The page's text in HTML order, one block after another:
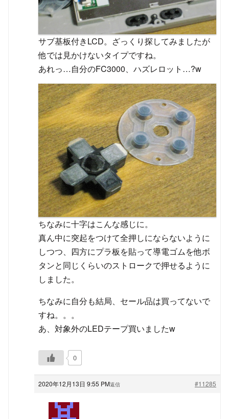
サブ基板付きLCD。ざっくり探してみましたが
他では見かけないタイプですね。
あれっ…自分のFC3000、ハズレロット…?w
ちなみに十字はこんな感じに。
真ん中に突起をつけて全押しにならないように
しつつ、四方にプラ板を貼って導電ゴムを他ボ
タンと同じくらいのストロークで押せるように
しました。
ちなみに自分も結局、セール品は買ってないで
すね。。。
あ、対象外のLEDテープ買いましたw
0
2020年12月13日 9:55 PM #11285
返信